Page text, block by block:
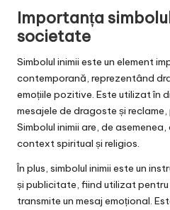
Importanța
societate
Simbolul inimii este un element
contemporană, reprezentând
emoțiile pozitive. Este utilizat în
mesajele de dragoste și
Simbolul inimii are, de
context spiritual și religios.
În plus, simbolul inimii este un
și publicitate, fiind utilizat
transmite un mesaj emoțional.